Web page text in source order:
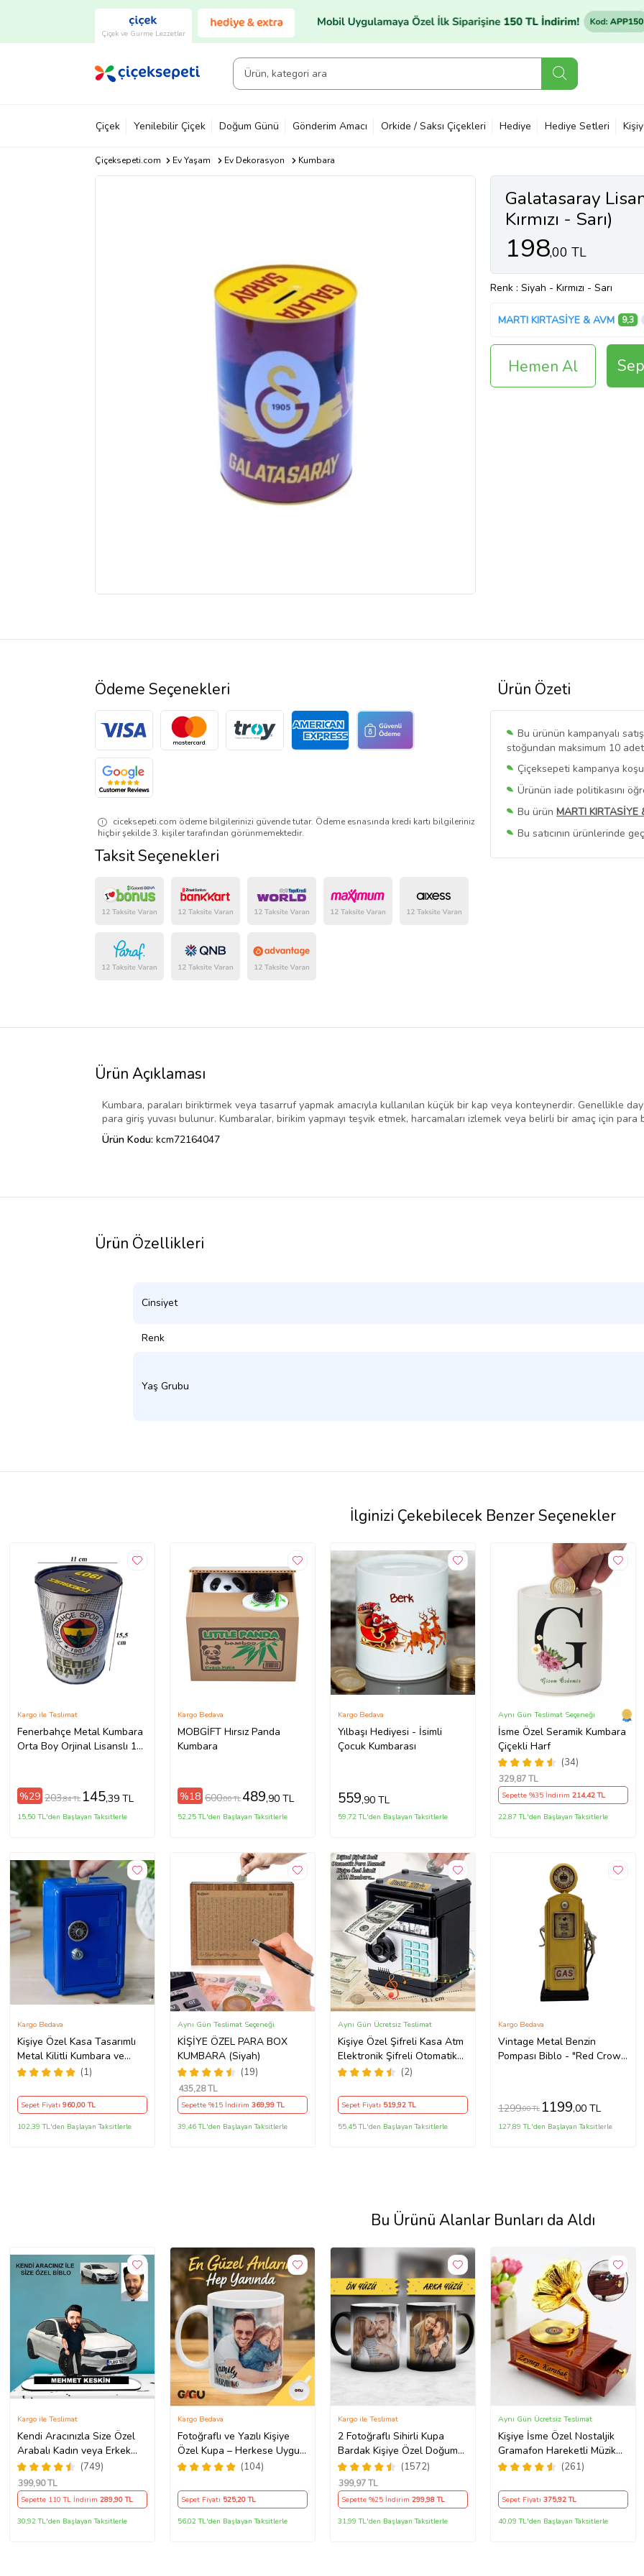
Çiçek ve Gurme Lezzetler
Çiçek Yenilebilir Çiçek Doğum Günü Gönderim Amacı Orkide / Saksı Çiçekleri Hediye Hediye Setleri
Çiçeksepeti.com Ev Yaşam Ev Dekorasyon Kumbara
Galatasaray
Kırmızı - Sarı)
198,00 TL
Renk : Siyah - Kırmızı - Sarı
MARTI KIRTASİYE & AVM 9,3
Hemen Al
Ürün Özeti
Bu ürünün kampanyalı
stoğundan maksimum 10
Çiçeksepeti kampanya
Ürünün iade politikasını
Bu ürün MARTI
Bu satıcının ürünlerinde
Bu SatıcınınTüm
Ödeme Seçenekleri
ciceksepeti.com ödeme bilgilerinizi güvende tutar. Ödeme esnasında kredi kartı bilgileriniz
hiçbir şekilde 3. kişiler tarafından görünmemektedir.
Taksit Seçenekleri
Ürün Açıklaması
Kumbara, paraları biriktirmek veya tasarruf yapmak amacıyla kullanılan küçük bir kap veya konteynerdir. Genellikle
para giriş yuvası bulunur. Kumbaralar, birikim yapmayı teşvik etmek, harcamaları izlemek veya belirli bir amaç için para
Ürün Kodu: kcm72164047
Ürün Özellikleri
Cinsiyet
Renk
Yaş Grubu
İlginizi Çekebilecek Benzer Seçenekler
Fenerbahçe Metal Kumbara
Orta Boy Orjinal Lisanslı 1
11x15.5 cm
Kargo ile Teslimat
%29 203,84 TL 145,39 TL
15,50 TL'den Başlayan Taksitlerle
MOBGİFT Hırsız Panda
Kumbara
Kargo Bedava
%18 600,00 TL489,90 TL
52,25 TL'den Başlayan Taksitlerle
Yılbaşı Hediyesi - İsimli
Çocuk Kumbarası
Kargo Bedava
559,90 TL
59,72 TL'den Başlayan Taksitlerle
İsme Özel Seramik Kumbara
Çiçekli Harf
(34)
Aynı Gün Teslimat Seçeneği
329,87 TL
Sepette %35 İndirim 214,42 TL
22,87 TL'den Başlayan Taksitlerle
Kişiye Özel Kasa Tasarımlı
Metal Kilitli Kumbara ve
Saklama Kutusu (Mavi)
(1)
Kargo Bedava
Sepet Fiyatı 960,00 TL
102,39 TL'den Başlayan Taksitlerle
KİŞİYE ÖZEL PARA BOX
KUMBARA (Siyah)
(19)
Aynı Gün Teslimat Seçeneği
435,28 TL
Sepette %15 İndirim 369,99 TL
39,46 TL'den Başlayan Taksitlerle
Kişiye Özel Şifreli Kasa Atm
Elektronik Şifreli Otomatik
Siyah Kumbara(2)
Aynı Gün Ücretsiz Teslimat
Sepet Fiyatı 519,92 TL
55,45 TL'den Başlayan Taksitlerle
Vintage Metal Benzin
Pompası Biblo - "Red Crown
Kargo Bedava
1299,00 TL 1199,00 TL
127,89 TL'den Başlayan Taksitlerle
Bu Ürünü Alanlar Bunları da Aldı
Kendi Aracınızla Size Özel
Arabalı Kadın veya Erkek
Tasarımlı Karikatür Biblo ,
Babalar Günü Hediyesi,
Erkeğe Hediye, Rent A Car
Hediyesi
(749)
Kargo ile Teslimat
399,90 TL
Sepette 110 TL İndirim 289,90 TL
30,92 TL'den Başlayan Taksitlerle
Fotoğraflı ve Yazılı Kişiye
Özel Kupa – Herkese Uygun
Anlamlı Hediye Porselen(104)
Kargo Bedava
Sepet Fiyatı 525,20 TL
56,02 TL'den Başlayan Taksitlerle
2 Fotoğraflı Sihirli Kupa
Bardak Kişiye Özel Doğum
Günü Hediyesi Sevgiliye
Hediye Anneye Babaya
Ablaya Abiye Kız Erkek
Kardeşe Arkadaşa Resimli
Günü Yıl Dönümü Hediyesi
(1572)
Kargo ile Teslimat
399,97 TL
Sepette %25 İndirim 299,98 TL
31,99 TL'den Başlayan Taksitlerle
Kişiye İsme Özel Nostaljik
Gramafon Hareketli Müzik
Kutusu
(261)
Aynı Gün Ücretsiz Teslimat
Sepet Fiyatı 375,92 TL
40,09 TL'den Başlayan Taksitlerle